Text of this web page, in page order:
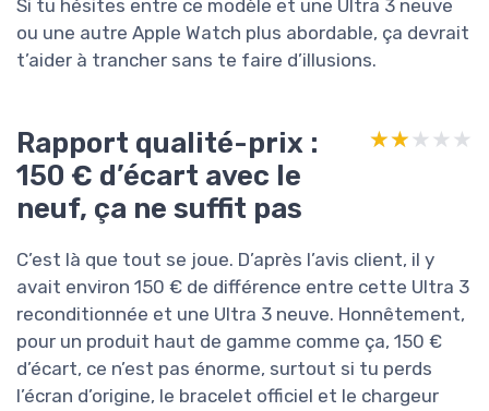
Si tu hésites entre ce modèle et une Ultra 3 neuve
ou une autre Apple Watch plus abordable, ça devrait
t’aider à trancher sans te faire d’illusions.
Rapport qualité-prix :
150 € d’écart avec le
neuf, ça ne suffit pas
★★★★★
★★★★★
C’est là que tout se joue. D’après l’avis client, il y
avait environ 150 € de différence entre cette Ultra 3
reconditionnée et une Ultra 3 neuve. Honnêtement,
pour un produit haut de gamme comme ça, 150 €
d’écart, ce n’est pas énorme, surtout si tu perds
l’écran d’origine, le bracelet officiel et le chargeur